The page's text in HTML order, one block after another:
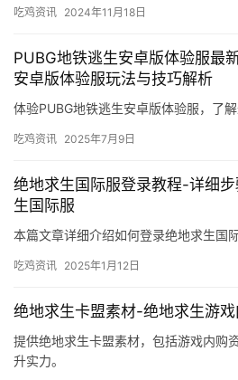
吃鸡资讯 2024年11月18日
PUBG地铁逃生安卓版体验服最
安卓版体验服玩法与技巧解析
体验PUBG地铁逃生安卓版体验服，了解
吃鸡资讯 2025年7月9日
绝地求生国际服登录教程-详细
生国际服
本篇文章详细介绍如何登录绝地求生国
吃鸡资讯 2025年1月12日
绝地求生卡盟素材-绝地求生游
提供绝地求生卡盟素材，包括游戏内购
升实力。